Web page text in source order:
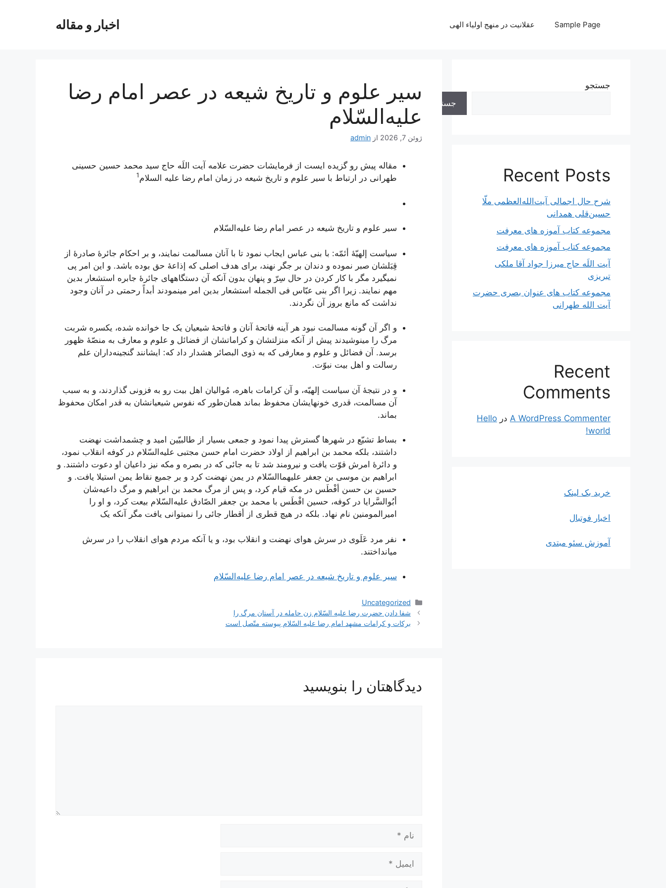
اخبار و مقاله Sample Page عقلانیت در منهج اولیاء الهی
سير علوم‌ و تاريخ‌ شيعه‌ در عصر امام‌ رضا
عليه‌السّلام
ژوئن 7, 2026 از admin
مقاله پیش رو گزیده ایست از فرمایشات حضرت علامه آیت اللَه حاج سید محمد حسین حسینی
طهرانی در ارتباط با سیر علوم و تاریخ شیعه در زمان امام رضا علیه السلام1
سير علوم‌ و تاريخ‌ شيعه‌ در عصر امام‌ رضا عليه‌السّلام
سياست‌ إلهيّۀ أئمّه‌: با بنی عباس‌ ايجاب‌ نمود تا با آنان‌ مسالمت‌ نمايند، و بر احکام‌ جائرۀ صادرۀ از
قِبَلشان‌ صبر نموده‌ و دندان‌ بر جگر نهند، برای هدف‌ اصلی که‌ إذاعۀ حق‌ بوده‌ باشد. و اين‌ امر پی
نمیگيرد مگر با کار کردن‌ در حال‌ سِرّ و پنهان‌ بدون‌ آنکه‌ آن‌ دستگاههای جائرۀ جابره‌ استشعار بدين‌
مهم‌ نمايند. زيرا اگر بنی عبّاس‌ فی الجمله‌ استشعار بدين‌ امر مینمودند أبداً رحمتی در آنان‌ وجود
نداشت‌ که‌ مانع‌ بروز آن‌ نگردند.
و اگر آن‌ گونه‌ مسالمت‌ نبود هر آينه‌ فاتحۀ آنان‌ و فاتحۀ شيعيان‌ يک جا خوانده‌ شده‌، يکسره‌ شربت‌
مرگ‌ را مینوشيدند پيش‌ از آنکه‌ منزلتشان‌ و کراماتشان‌ از فضائل‌ و علوم‌ و معارف‌ به‌ منصّۀ ظهور
برسد. آن‌ فضائل‌ و علوم‌ و معارفی که‌ به‌ ذوی البصائر هشدار داد که‌: ايشانند گنجينه‌داران‌ علم‌
رسالت‌ و اهل‌ بيت‌ نبوّت‌.
و در نتيجۀ آن‌ سياست‌ إلهيّه‌، و آن‌ کرامات‌ باهره‌، مُواليان‌ اهل‌ بيت‌ رو به‌ فزونی گذاردند، و به‌ سبب‌
آن‌ مسالمت‌، قدری خونهايشان‌ محفوظ‌ بماند همان‌طور که‌ نفوس‌ شيعيانشان‌ به‌ قدر امکان‌ محفوظ‌
بماند.
بساط‌ تشيّع‌ در شهرها گسترش‌ پيدا نمود و جمعی بسيار از طالبيّين‌ اميد و چشمداشت‌ نهضت‌
داشتند، بلکه‌ محمد بن‌ ابراهيم‌ از اولاد حضرت‌ امام‌ حسن‌ مجتبی عليه‌السّلام در کوفه‌ انقلاب‌ نمود،
و دائرۀ امرش‌ قوّت‌ يافت‌ و نيرومند شد تا به‌ جائی که‌ در بصره‌ و مکه‌ نيز داعيان‌ او دعوت‌ داشتند. و
ابراهيم‌ بن‌ موسی بن‌ جعفر عليهما‌السّلام در يمن‌ نهضت‌ کرد و بر جميع‌ نقاط‌ يمن‌ استيلا يافت‌. و
حسين‌ بن‌ حسن أفْطَس‌ در مکه‌ قيام‌ کرد، و پس‌ از مرگ‌ محمد بن‌ ابراهيم‌ و مرگ‌ داعيه‌شان‌
أبُوالسَّرايا در کوفه‌، حسين‌ افْطَس‌ با محمد بن‌ جعفر الصّادق‌ عليه‌السّلام بيعت‌ کرد، و او را
اميرالمومنين‌ نام‌ نهاد. بلکه‌ در هيچ‌ قطری از أقطار جائی را نمیتوانی يافت‌ مگر آنکه‌ يک‌
نفر مرد عَلَوی در سرش‌ هوای نهضت‌ و انقلاب‌ بود، و يا آنکه‌ مردم‌ هوای انقلاب‌ را در سرش‌
میانداختند.
سير علوم‌ و تاريخ‌ شيعه‌ در عصر امام‌ رضا عليه‌السّلام
دسته‌ها
Uncategorized
ناوبری
نوشته‌ها
شفا دادن حضرت رضا عليه السّلام زن حامله در آستان مرگ را
بركات‌ و كرامات‌ مشهد امام‌ رضا عليه‌ السّلام‌ پيوسته‌ متّصل‌ است‌
دیدگاهتان را بنویسید
ایمیل
جستجو
جستجو
Recent Posts
شرح حال اجمالی آیت‌الله‌العظمی ملّا
حسین‌قلی همدانی
مجموعه کتاب آموزه های معرفت
مجموعه کتاب آموزه های معرفت
آیت اللَه حاج میرزا جواد آقا ملکی
تبریزی
مجموعه کتاب های عنوان بصری حضرت
آیت الله طهرانی
Recent
Comments
A WordPress Commenter در Hello
world!
خرید بک لینک
اخبار فوتبال
آموزش سئو مبتدی